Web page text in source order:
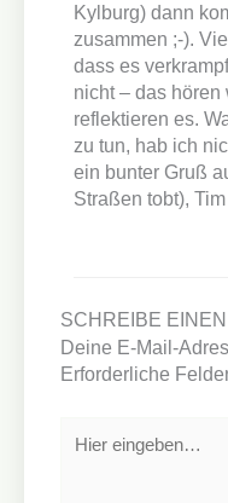
Kylburg) dann
zusammen ;-).
dass es
nicht – das hören
reflektieren es.
zu tun, hab ich
ein bunter Gruß
Straßen tobt), Tim
SCHREIBE
Deine E-Mail-
Erforderliche
eingeben…